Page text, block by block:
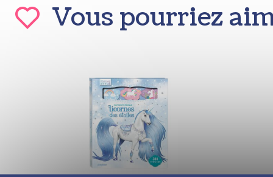
Vous pourriez